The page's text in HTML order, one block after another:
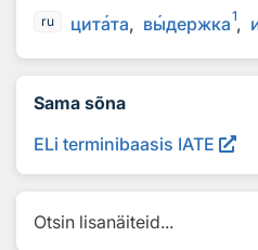
ru цитата выдержка1
Sama sõna
ELi terminibaasis IATE
Otsin lisanäiteid...